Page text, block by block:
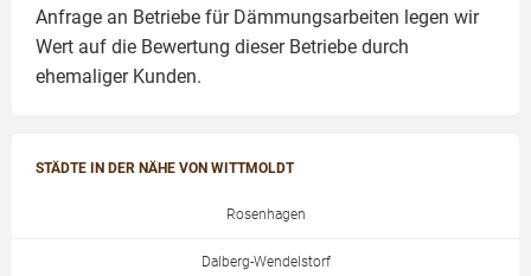
Anfrage an Betriebe für Dämmungsarbeiten legen wir
Wert auf die Bewertung dieser Betriebe durch
ehemaliger Kunden.
STÄDTE IN DER NÄHE VON WITTMOLDT
Rosenhagen
Dalberg-Wendelstorf